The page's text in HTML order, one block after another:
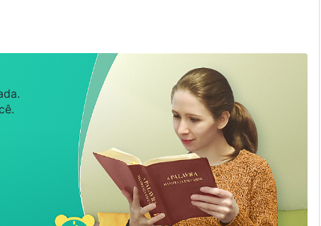
no reino dos céus…